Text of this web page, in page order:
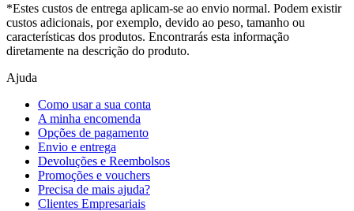
*Estes custos de entrega aplicam-se ao envio normal. Podem existir
custos adicionais, por exemplo, devido ao peso, tamanho ou
características dos produtos. Encontrarás esta informação
diretamente na descrição do produto.
Ajuda
Como usar a sua conta
A minha encomenda
Opções de pagamento
Envio e entrega
Devoluções e Reembolsos
Promoções e vouchers
Precisa de mais ajuda?
Clientes Empresariais